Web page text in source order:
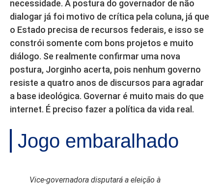
necessidade. A postura do governador de não
dialogar já foi motivo de crítica pela coluna, já que
o Estado precisa de recursos federais, e isso se
constrói somente com bons projetos e muito
diálogo. Se realmente confirmar uma nova
postura, Jorginho acerta, pois nenhum governo
resiste a quatro anos de discursos para agradar
a base ideológica. Governar é muito mais do que
internet. É preciso fazer a política da vida real.
Jogo embaralhado
Vice-governadora disputará a eleição à